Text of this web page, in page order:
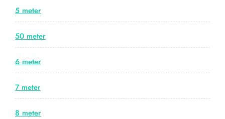
5 meter
50 meter
6 meter
7 meter
8 meter